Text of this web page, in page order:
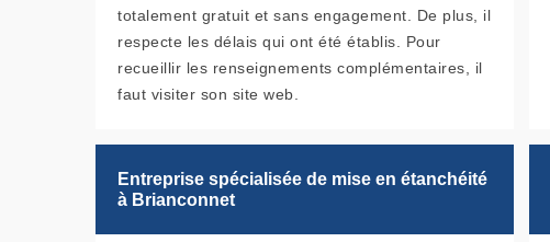
totalement gratuit et sans engagement. De plus, il
respecte les délais qui ont été établis. Pour
recueillir les renseignements complémentaires, il
faut visiter son site web.
Entreprise spécialisée de mise en étanchéité
à Brianconnet